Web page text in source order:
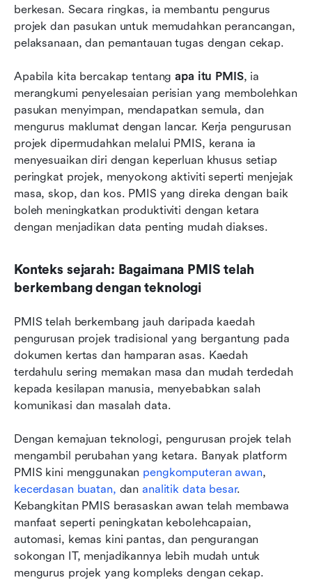
berkesan. Secara ringkas, ia membantu pengurus
projek dan pasukan untuk memudahkan perancangan,
pelaksanaan, dan pemantauan tugas dengan cekap.
Apabila kita bercakap tentang apa itu PMIS, ia
merangkumi penyelesaian perisian yang membolehkan
pasukan menyimpan, mendapatkan semula, dan
mengurus maklumat dengan lancar. Kerja pengurusan
projek dipermudahkan melalui PMIS, kerana ia
menyesuaikan diri dengan keperluan khusus setiap
peringkat projek, menyokong aktiviti seperti menjejak
masa, skop, dan kos. PMIS yang direka dengan baik
boleh meningkatkan produktiviti dengan ketara
dengan menjadikan data penting mudah diakses.
Konteks sejarah: Bagaimana PMIS telah
berkembang dengan teknologi
PMIS telah berkembang jauh daripada kaedah
pengurusan projek tradisional yang bergantung pada
dokumen kertas dan hamparan asas. Kaedah
terdahulu sering memakan masa dan mudah terdedah
kepada kesilapan manusia, menyebabkan salah
komunikasi dan masalah data.
Dengan kemajuan teknologi, pengurusan projek telah
mengambil perubahan yang ketara. Banyak platform
PMIS kini menggunakan pengkomputeran awan
kecerdasan buatan, dan analitik data besar.
Kebangkitan PMIS berasaskan awan telah membawa
manfaat seperti peningkatan kebolehcapaian,
automasi, kemas kini pantas, dan pengurangan
sokongan IT, menjadikannya lebih mudah untuk
mengurus projek yang kompleks dengan cekap.